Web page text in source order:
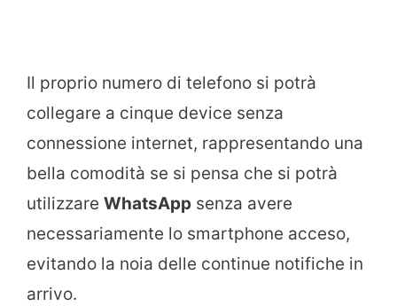
Il proprio numero di telefono si potrà
collegare a cinque device senza
connessione internet, rappresentando una
bella comodità se si pensa che si potrà
utilizzare WhatsApp senza avere
necessariamente lo smartphone acceso,
evitando la noia delle continue notifiche in
arrivo.